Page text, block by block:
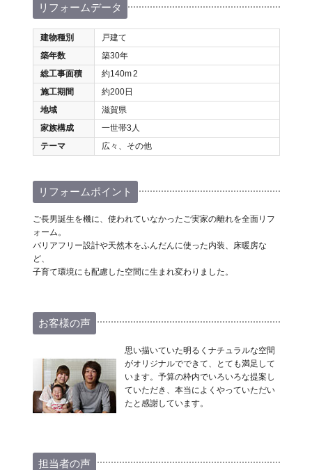
リフォームデータ
建物種別
戸建て
築年数
築30年
総工事面積
約140m2
施工期間
約200日
地域
滋賀県
家族構成
一世帯3人
テーマ
広々、その他
リフォームポイント
ご長男誕生を機に、使われていなかったご実家の離れを全面リフ
ォーム。
バリアフリー設計や天然木をふんだんに使った内装、床暖房な
ど、
子育て環境にも配慮した空間に生まれ変わりました。
お客様の声
思い描いていた明るくナチュラルな空間
がオリジナルでできて、とても満足して
います。予算の枠内でいろいろな提案し
ていただき、本当によくやっていただい
たと感謝しています。
担当者の声